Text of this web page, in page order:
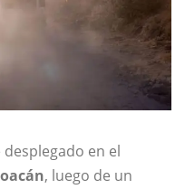
en el
, luego de un